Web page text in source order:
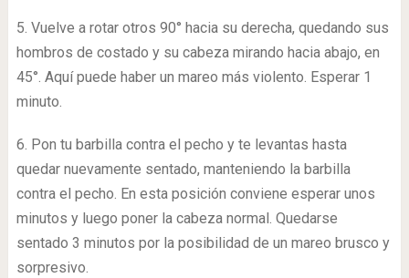
5. Vuelve a rotar otros 90° hacia su derecha, quedando sus
hombros de costado y su cabeza mirando hacia abajo, en
45°. Aquí puede haber un mareo más violento. Esperar 1
minuto.
6. Pon tu barbilla contra el pecho y te levantas hasta
quedar nuevamente sentado, manteniendo la barbilla
contra el pecho. En esta posición conviene esperar unos
minutos y luego poner la cabeza normal. Quedarse
sentado 3 minutos por la posibilidad de un mareo brusco y
sorpresivo.